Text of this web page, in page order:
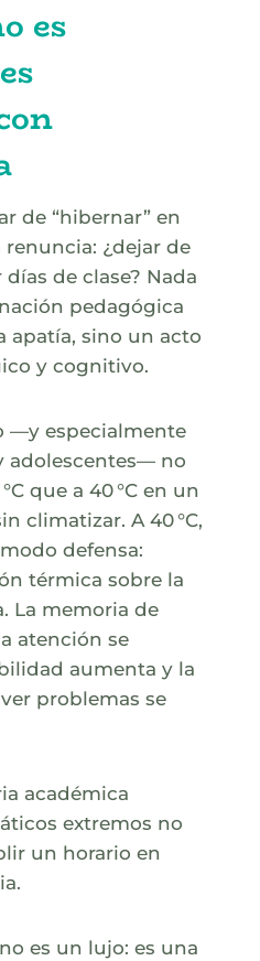
es
de “hibernar” en
¿dejar de
de clase? Nada
pedagógica
apatía, sino un acto
y cognitivo.
—y especialmente
adolescentes— no
que a 40 °C en un
climatizar. A 40 °C,
defensa:
térmica sobre la
La memoria de
atención se
aumenta y la
problemas se
académica
extremos no
un horario en
es un lujo: es una